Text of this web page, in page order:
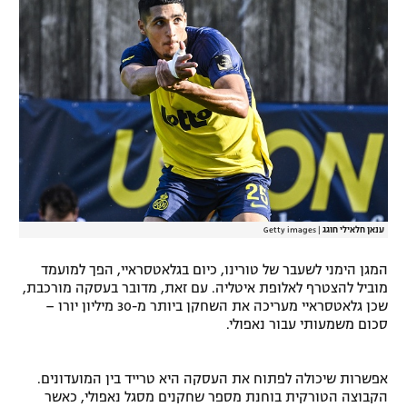
הצטרפות לחבילת הערוצים
לוח דרושים – ג'ובנט
תגיות
המגזין
ענאן חלאילי חוגג Getty images
המגן הימני לשעבר של טורינו, כיום בגלאטסראיי, הפך למועמד
מוביל להצטרף לאלופת איטליה. עם זאת, מדובר בעסקה מורכבת,
שכן גלאטסראיי מעריכה את השחקן ביותר מ-30 מיליון יורו –
סכום משמעותי עבור נאפולי.
אפשרות שיכולה לפתוח את העסקה היא טרייד בין המועדונים.
הקבוצה הטורקית בוחנת מספר שחקנים מסגל נאפולי, כאשר